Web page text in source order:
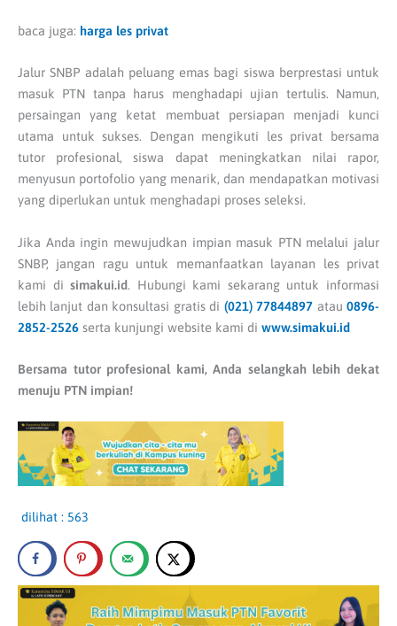
baca juga: harga les privat
Jalur SNBP adalah peluang emas bagi siswa berprestasi untuk
masuk PTN tanpa harus menghadapi ujian tertulis. Namun,
persaingan yang ketat membuat persiapan menjadi kunci
utama untuk sukses. Dengan mengikuti les privat bersama
tutor profesional, siswa dapat meningkatkan nilai rapor,
menyusun portofolio yang menarik, dan mendapatkan motivasi
yang diperlukan untuk menghadapi proses seleksi.
Jika Anda ingin mewujudkan impian masuk PTN melalui jalur
SNBP, jangan ragu untuk memanfaatkan layanan les privat
kami disimakui.id. Hubungi kami sekarang untuk informasi
lebih lanjut dan konsultasi gratis di (021) 77844897 atau0896-
2852-2526 serta kunjungi website kami di www.simakui.id
Bersama tutor profesional kami, Anda selangkah lebih dekat
menuju PTN impian!
dilihat : 563